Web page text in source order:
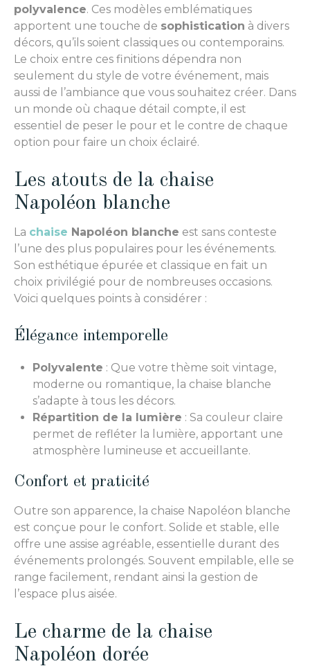
polyvalence. Ces modèles emblématiques
apportent une touche de sophistication à divers
décors, qu’ils soient classiques ou contemporains.
Le choix entre ces finitions dépendra non
seulement du style de votre événement, mais
aussi de l’ambiance que vous souhaitez créer. Dans
un monde où chaque détail compte, il est
essentiel de peser le pour et le contre de chaque
option pour faire un choix éclairé.
Les atouts de la chaise
Napoléon blanche
La chaise Napoléon blanche est sans conteste
l’une des plus populaires pour les événements.
Son esthétique épurée et classique en fait un
choix privilégié pour de nombreuses occasions.
Voici quelques points à considérer :
Élégance intemporelle
Polyvalente : Que votre thème soit vintage,
moderne ou romantique, la chaise blanche
s’adapte à tous les décors.
Répartition de la lumière : Sa couleur claire
permet de refléter la lumière, apportant une
atmosphère lumineuse et accueillante.
Confort et praticité
Outre son apparence, la chaise Napoléon blanche
est conçue pour le confort. Solide et stable, elle
offre une assise agréable, essentielle durant des
événements prolongés. Souvent empilable, elle se
range facilement, rendant ainsi la gestion de
l’espace plus aisée.
Le charme de la chaise
Napoléon dorée